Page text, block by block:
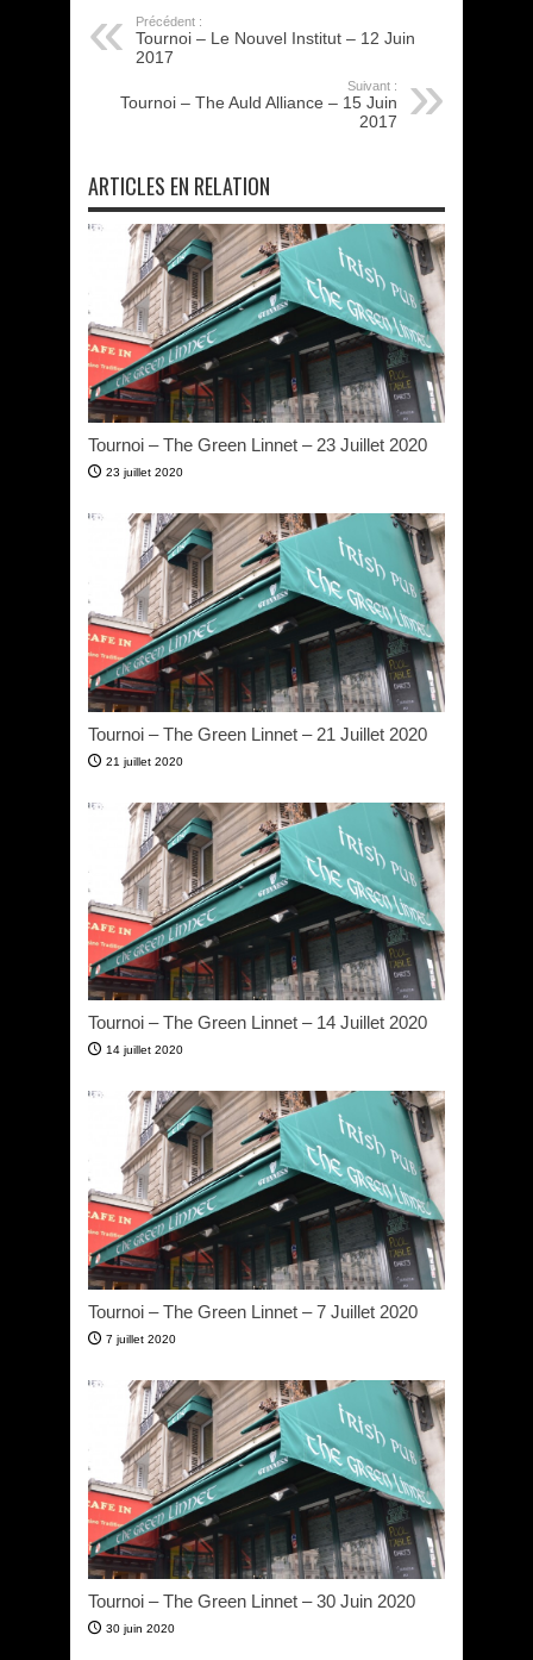
Précédent :
Tournoi – Le Nouvel Institut – 12 Juin
2017
Suivant :
Tournoi – The Auld Alliance – 15 Juin
2017
ARTICLES EN RELATION
Tournoi – The Green Linnet – 23 Juillet 2020
23 juillet 2020
Tournoi – The Green Linnet – 21 Juillet 2020
21 juillet 2020
Tournoi – The Green Linnet – 14 Juillet 2020
14 juillet 2020
Tournoi – The Green Linnet – 7 Juillet 2020
7 juillet 2020
Tournoi – The Green Linnet – 30 Juin 2020
30 juin 2020